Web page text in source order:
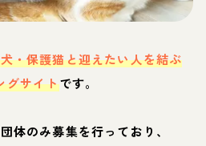
・保護猫と迎えたい人を結ぶ
グサイトです。
体のみ募集を行っており、